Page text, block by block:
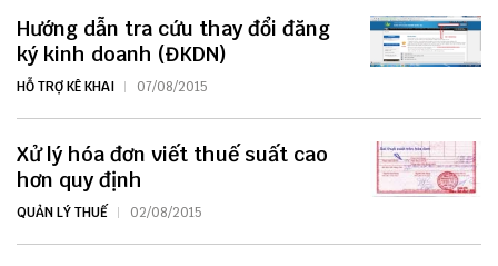
Hướng dẫn tra cứu thay đổi đăng
ký kinh doanh (ĐKDN)
HỖ TRỢ KÊ KHAI 07/08/2015
Xử lý hóa đơn viết thuế suất cao
hơn quy định
QUẢN LÝ THUẾ 02/08/2015